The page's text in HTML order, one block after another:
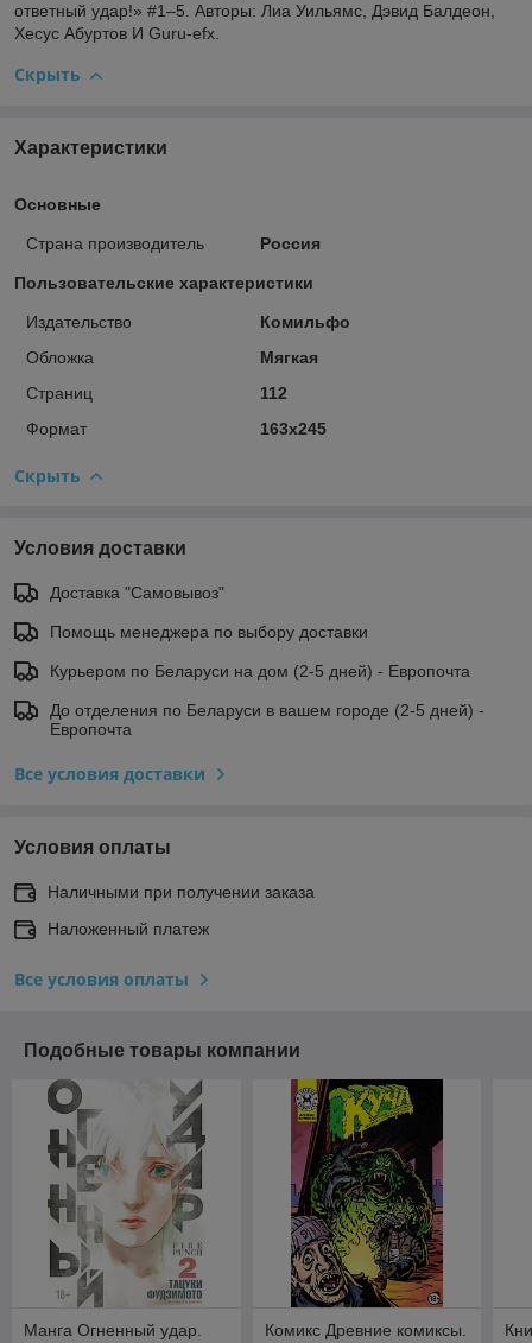
ответный удар!» #1–5. Авторы: Лиа Уильямс, Дэвид Балдеон,
Хесус Абуртов И Guru-efx.
Скрыть
Характеристики
Основные
Страна производитель Россия
Пользовательские характеристики
Издательство
Комильфо
Обложка
Мягкая
Страниц
112
Формат
163х245
Скрыть
Условия доставки
Доставка "Самовывоз"
Помощь менеджера по выбору доставки
Курьером по Беларуси на дом (2-5 дней) - Европочта
До отделения по Беларуси в вашем городе (2-5 дней) -
Европочта
Все условия доставки
Условия оплаты
Наличными при получении заказа
Наложенный платеж
Все условия оплаты
Подобные товары компании
Манга Огненный удар.
Комикс Древние комиксы.